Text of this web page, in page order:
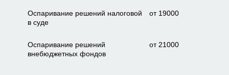
Оспаривание решений налоговой
в суде
от 19000
Оспаривание решений
внебюджетных фондов
от 21000